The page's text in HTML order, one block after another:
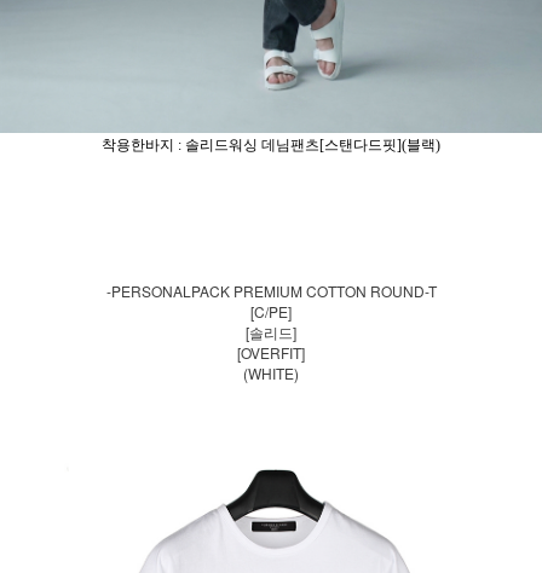
착용한바지 : 솔리드워싱 데님팬츠[스탠다드핏](블랙)
-PERSONALPACK PREMIUM COTTON ROUND-T
[C/PE]
[솔리드]
[OVERFIT]
(WHITE)